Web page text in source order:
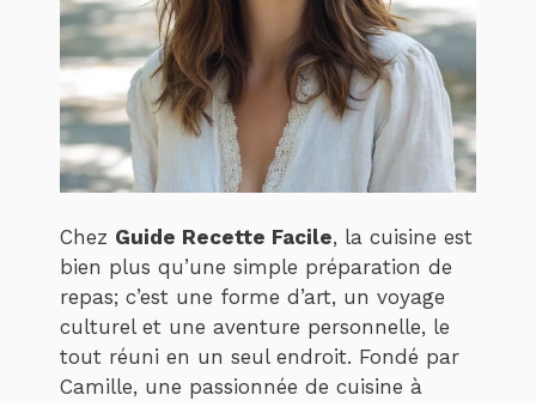
Chez Guide Recette Facile, la cuisine est
bien plus qu’une simple préparation de
repas; c’est une forme d’art, un voyage
culturel et une aventure personnelle, le
tout réuni en un seul endroit. Fondé par
Camille, une passionnée de cuisine à